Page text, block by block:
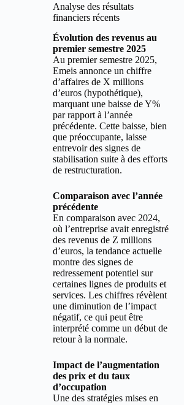
Analyse des résultats
financiers récents
Évolution des revenus au
premier semestre 2025
Au premier semestre 2025,
Emeis annonce un chiffre
d’affaires de X millions
d’euros (hypothétique),
marquant une baisse de Y%
par rapport à l’année
précédente. Cette baisse, bien
que préoccupante, laisse
entrevoir des signes de
stabilisation suite à des efforts
de restructuration.
Comparaison avec l’année
précédente
En comparaison avec 2024,
où l’entreprise avait enregistré
des revenus de Z millions
d’euros, la tendance actuelle
montre des signes de
redressement potentiel sur
certaines lignes de produits et
services. Les chiffres révèlent
une diminution de l’impact
négatif, ce qui peut être
interprété comme un début de
retour à la normale.
Impact de l’augmentation
des prix et du taux
d’occupation
Une des stratégies mises en